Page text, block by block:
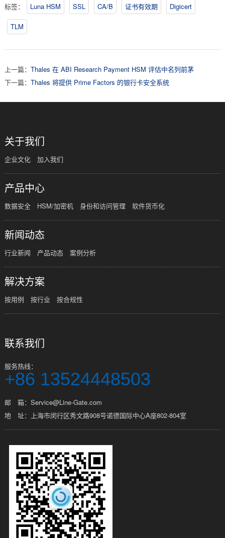
标签： Luna HSM SSL CA/B 证书有效期 Digicert
TLM
上一篇： Thales 在 ABI Research Payment HSM 评估中名列前茅
下一篇： Thales 将提供 Prime Factors 的银行卡安全系统
关于我们
企业文化 加入我们
产品中心
数据安全 HSM/加密机 身份和访问管理 软件货币化
新闻动态
行业新闻 产品动态 案例分析
解决方案
按用例 按行业 按合规性
联系我们
服务热线：
+86 13524448503
邮 箱：Service@Line-Gate.com
地 址：上海市闵行区秀文路908号诺德国际中心A座802-804室